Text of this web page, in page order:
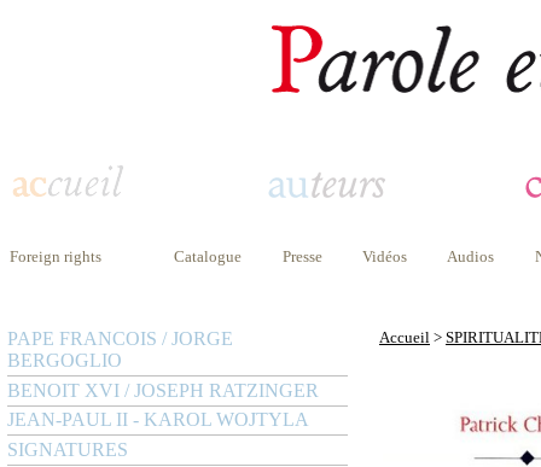
Foreign rights Catalogue Presse Vidéos Audios
PAPE FRANCOIS / JORGE
BERGOGLIO
BENOIT XVI / JOSEPH RATZINGER
JEAN-PAUL II - KAROL WOJTYLA
SIGNATURES
Accueil >